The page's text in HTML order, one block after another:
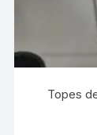
Topes